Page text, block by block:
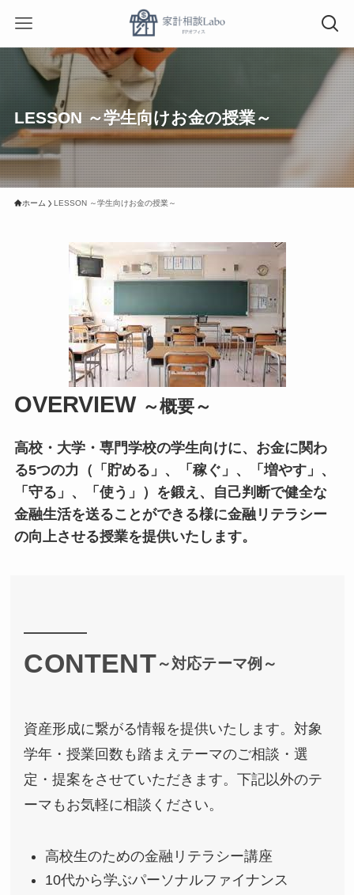
LESSON ～学生向けお金の授業～
ホーム LESSON ～学生向けお金の授業～
OVERVIEW ～概要～
高校・大学・専門学校の学生向けに、お金に関わ
る5つの力（「貯める」、「稼ぐ」、「増やす」、
「守る」、「使う」）を鍛え、自己判断で健全な
金融生活を送ることができる様に金融リテラシー
の向上させる授業を提供いたします。
CONTENT～対応テーマ例～
資産形成に繋がる情報を提供いたします。対象
学年・授業回数も踏まえテーマのご相談・選
定・提案をさせていただきます。下記以外のテ
ーマもお気軽に相談ください。
高校生のための金融リテラシー講座
10代から学ぶパーソナルファイナンス